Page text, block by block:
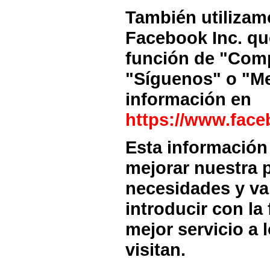
También
Facebook Inc.
función de
"Síguenos" o
información en
https://
Esta
mejorar nuestra
necesidades y
introducir con la
mejor servicio a
visitan.